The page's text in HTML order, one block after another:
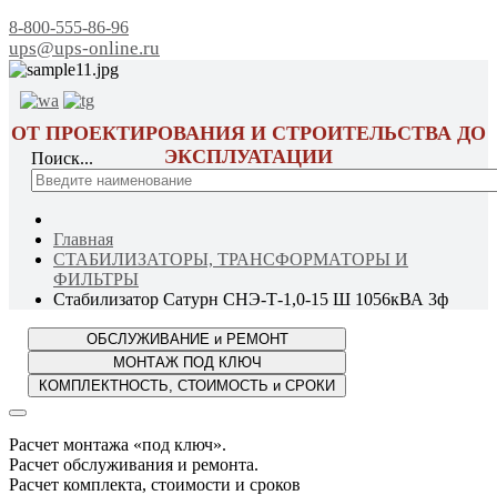
8-800-555-86-96
ups@ups-online.ru
ОТ ПРОЕКТИРОВАНИЯ И СТРОИТЕЛЬСТВА ДО
ЭКСПЛУАТАЦИИ
Поиск...
Главная
СТАБИЛИЗАТОРЫ, ТРАНСФОРМАТОРЫ И
ФИЛЬТРЫ
Стабилизатор Сатурн СНЭ-Т-1,0-15 Ш 1056кВА 3ф
Расчет монтажа «под ключ».
Расчет обслуживания и ремонта.
Расчет комплекта, стоимости и сроков